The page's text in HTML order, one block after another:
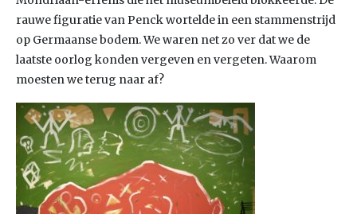
rauwe figuratie van Penck wortelde in een stammenstrijd
op Germaanse bodem. We waren net zo ver dat we de
laatste oorlog konden vergeven en vergeten. Waarom
moesten we terug naar af?